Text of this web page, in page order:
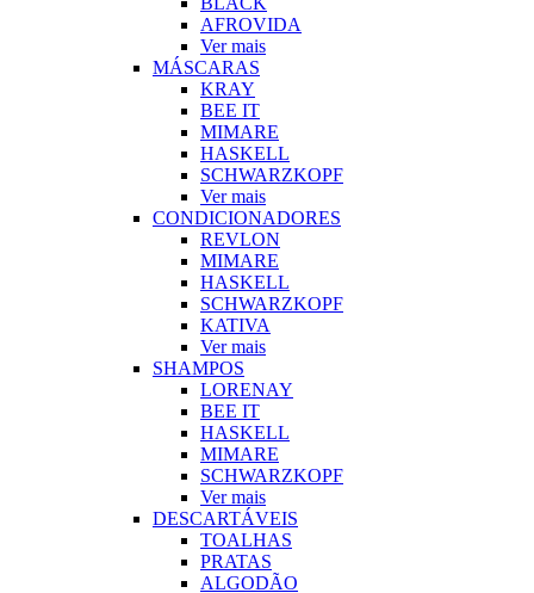
AFROVIDA
Ver mais
MÁSCARAS
KRAY
BEE IT
MIMARE
HASKELL
SCHWARZKOPF
Ver mais
CONDICIONADORES
REVLON
MIMARE
HASKELL
SCHWARZKOPF
KATIVA
Ver mais
SHAMPOS
LORENAY
BEE IT
HASKELL
MIMARE
SCHWARZKOPF
Ver mais
DESCARTÁVEIS
TOALHAS
PRATAS
ALGODÃO